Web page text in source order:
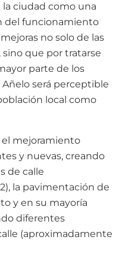
la ciudad como una
del funcionamiento
no solo de las
que por tratarse
parte de los
será perceptible
local como
el mejoramiento
y nuevas, creando
de calle
la pavimentación de
y en su mayoría
diferentes
(aproximadamente